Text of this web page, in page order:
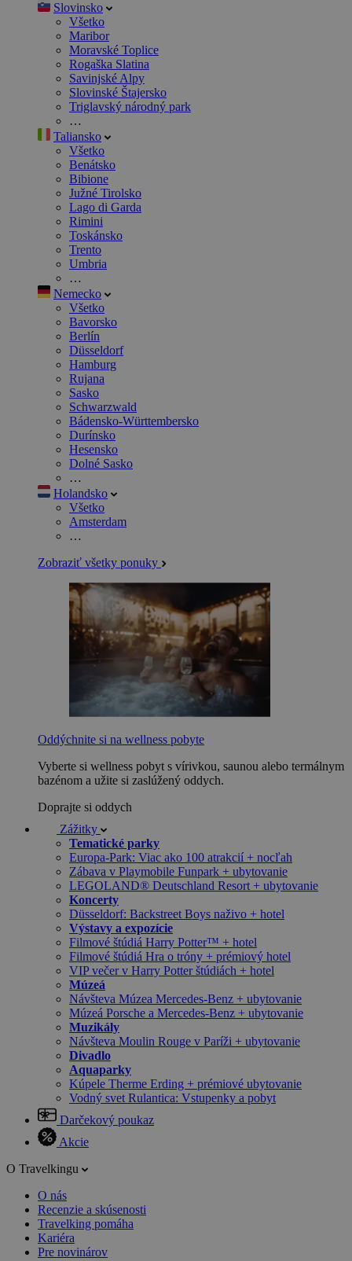
Slovinsko
Všetko
Maribor
Moravské Toplice
Rogaška Slatina
Savinjské Alpy
Slovinské Štajersko
Triglavský národný park
…
Taliansko
Všetko
Benátsko
Bibione
Južné Tirolsko
Lago di Garda
Rimini
Toskánsko
Trento
Umbria
…
Nemecko
Všetko
Bavorsko
Berlín
Düsseldorf
Hamburg
Rujana
Sasko
Schwarzwald
Bádensko-Württembersko
Durínsko
Hesensko
Dolné Sasko
…
Holandsko
Všetko
Amsterdam
…
Zobraziť všetky ponuky
Oddýchnite si na wellness pobyte
Vyberte si wellness pobyt s vírivkou, saunou alebo termálnym
bazénom a užite si zaslúžený oddych.
Doprajte si oddych
Zážitky
Tematické parky
Europa-Park: Viac ako 100 atrakcií + nocľah
Zábava v Playmobile Funpark + ubytovanie
LEGOLAND® Deutschland Resort + ubytovanie
Koncerty
Düsseldorf: Backstreet Boys naživo + hotel
Výstavy a expozície
Filmové štúdiá Harry Potter™ + hotel
Filmové štúdiá Hra o tróny + prémiový hotel
VIP večer v Harry Potter štúdiách + hotel
Múzeá
Návšteva Múzea Mercedes-Benz + ubytovanie
Múzeá Porsche a Mercedes-Benz + ubytovanie
Muzikály
Návšteva Moulin Rouge v Paríži + ubytovanie
Divadlo
Aquaparky
Kúpele Therme Erding + prémiové ubytovanie
Vodný svet Rulantica: Vstupenky a pobyt
Darčekový poukaz
Akcie
O Travelkingu
O nás
Recenzie a skúsenosti
Travelking pomáha
Kariéra
Pre novinárov